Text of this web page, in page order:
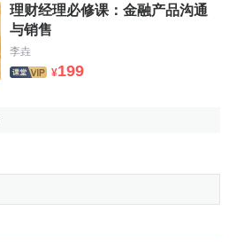
理财经理必修课：金融产品沟通
与销售
李垚
¥199